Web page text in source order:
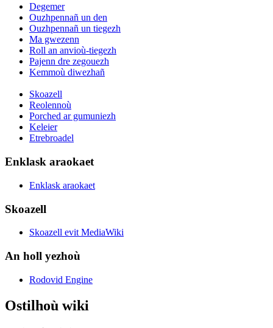
Degemer
Ouzhpennañ un den
Ouzhpennañ un tiegezh
Ma gwezenn
Roll an anvioù-tiegezh
Pajenn dre zegouezh
Kemmoù diwezhañ
Skoazell
Reolennoù
Porched ar gumuniezh
Keleier
Etrebroadel
Enklask araokaet
Enklask araokaet
Skoazell
Skoazell evit MediaWiki
An holl yezhoù
Rodovid Engine
Ostilhoù wiki